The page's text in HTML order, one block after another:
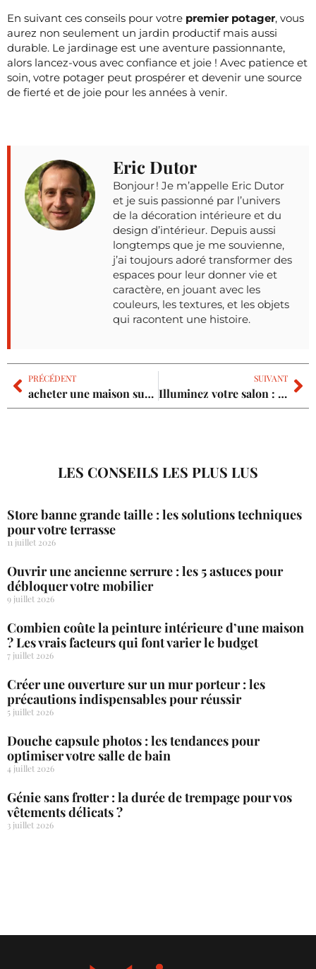
En suivant ces conseils pour votre premier potager, vous
aurez non seulement un jardin productif mais aussi
durable. Le jardinage est une aventure passionnante,
alors lancez-vous avec confiance et joie ! Avec patience et
soin, votre potager peut prospérer et devenir une source
de fierté et de joie pour les années à venir.
Eric Dutor
Bonjour ! Je m’appelle Eric Dutor
et je suis passionné par l’univers
de la décoration intérieure et du
design d’intérieur. Depuis aussi
longtemps que je me souvienne,
j’ai toujours adoré transformer des
espaces pour leur donner vie et
caractère, en jouant avec les
couleurs, les textures, et les objets
qui racontent une histoire.
PRÉCÉDENT
acheter une maison sur plan : un rêve personnalisé à votre portée
SUIVANT
Illuminez votre salon : découvrez les secrets d’un éclairage surprenant
LES CONSEILS LES PLUS LUS
Store banne grande taille : les solutions techniques
pour votre terrasse
11 juillet 2026
Ouvrir une ancienne serrure : les 5 astuces pour
débloquer votre mobilier
9 juillet 2026
Combien coûte la peinture intérieure d’une maison
? Les vrais facteurs qui font varier le budget
7 juillet 2026
Créer une ouverture sur un mur porteur : les
précautions indispensables pour réussir
5 juillet 2026
Douche capsule photos : les tendances pour
optimiser votre salle de bain
4 juillet 2026
Génie sans frotter : la durée de trempage pour vos
vêtements délicats ?
3 juillet 2026